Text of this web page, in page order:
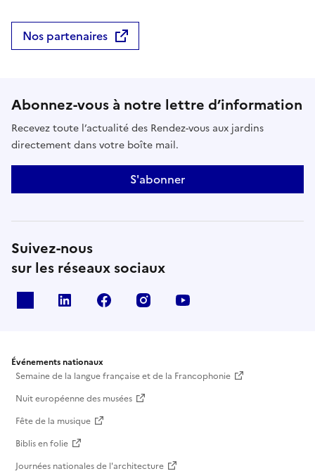
Nos partenaires
Abonnez-vous à notre lettre d’information
Recevez toute l’actualité des Rendez-vous aux jardins
directement dans votre boîte mail.
S'abonner
Suivez-nous
sur les réseaux sociaux
Linkedin Facebook Instagram
Événements nationaux
Semaine de la langue française et de la Francophonie
Nuit européenne des musées
Fête de la musique
Biblis en folie
Journées nationales de l'architecture